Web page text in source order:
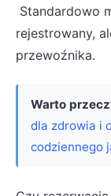
Standardowo
rejestrowany,
przewoźnika.
Warto
dla zdrowia i
codziennego